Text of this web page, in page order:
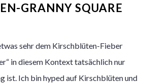
GRANNY SQUARE
sehr dem Kirschblüten-Fieber
in diesem Kontext tatsächlich nur
ist. Ich bin hyped auf Kirschblüten und